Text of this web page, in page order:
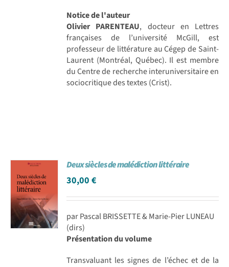
Notice de l'auteur
Olivier PARENTEAU, docteur en Lettres
françaises de l’université McGill, est
professeur de littérature au Cégep de Saint-
Laurent (Montréal, Québec). Il est membre
du Centre de recherche interuniversitaire en
sociocritique des textes (Crist).
Deux siècles de malédiction littéraire
30,00€
par Pascal BRISSETTE & Marie-Pier LUNEAU
(dirs)
Présentation du volume
Transvaluant les signes de l’échec et de la